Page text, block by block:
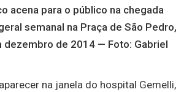
acena para o público na chegada
semanal na Praça de São Pedro,
dezembro de 2014 — Foto: Gabriel
na janela do hospital Gemelli,